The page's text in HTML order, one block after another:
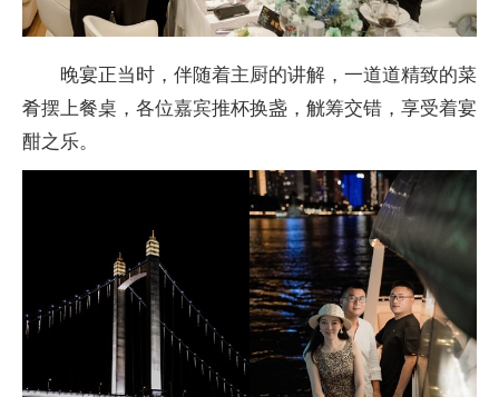
晚宴正当时，伴随着主厨的讲解，一道道精致的菜
肴摆上餐桌，各位嘉宾推杯换盏，觥筹交错，享受着宴
酣之乐。